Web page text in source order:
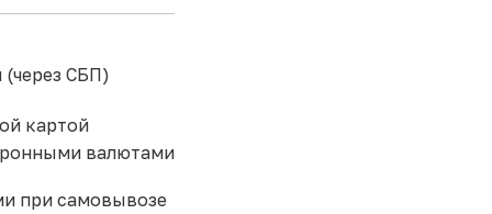
СБП)
картой
валютами
при самовывозе